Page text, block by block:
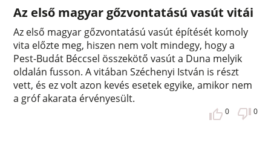
Az első magyar gőzvontatású vasút vitái
Az első magyar gőzvontatású vasút építését komoly
vita előzte meg, hiszen nem volt mindegy, hogy a
Pest-Budát Béccsel összekötő vasút a Duna melyik
oldalán fusson. A vitában Széchenyi István is részt
vett, és ez volt azon kevés esetek egyike, amikor nem
a gróf akarata érvényesült.
0 0